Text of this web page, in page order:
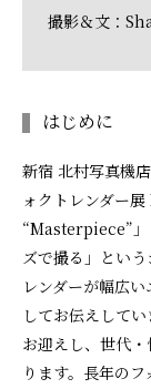
撮影＆文：
はじめに
新宿 北村写真機
ォクトレンダー
“Masterpiece”」
ズで撮る」とい
レンダーが幅広
してお伝えして
お迎えし、世代
ります。長年の